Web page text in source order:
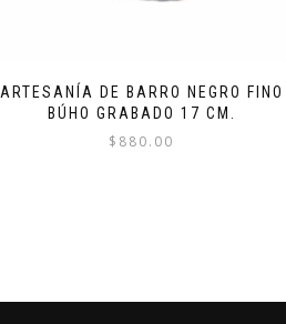
ARTESANÍA DE BARRO NEGRO FINO
BÚHO GRABADO 17 CM.
$ 880.00